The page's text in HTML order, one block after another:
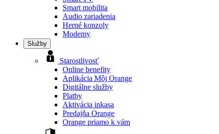
Smart mobilita
Audio zariadenia
Herné konzoly
Modemy
Služby
Starostlivosť
Online benefity
Aplikácia Môj Orange
Digitálne služby
Platby
Aktivácia inkasa
Predajňa Orange
Orange priamo k vám